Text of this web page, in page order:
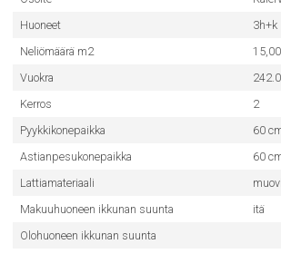
Huoneet
3h+k
Neliömäärä m2
15,00
Vuokra
Kerros
2
Pyykkikonepaikka
60
Astianpesukonepaikka
60
Lattiamateriaali
Makuuhuoneen ikkunan suunta
itä
Olohuoneen ikkunan suunta